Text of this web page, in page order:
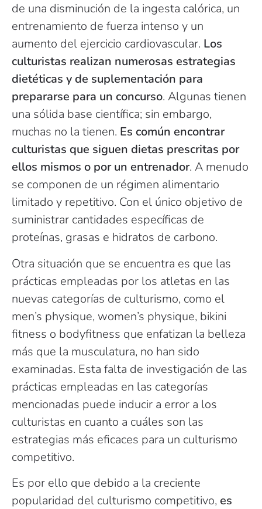
de una disminución de la ingesta calórica, un
entrenamiento de fuerza intenso y un
aumento del ejercicio cardiovascular. Los
culturistas realizan numerosas estrategias
dietéticas y de suplementación para
prepararse para un concurso. Algunas tienen
una sólida base científica; sin embargo,
muchas no la tienen. Es común encontrar
culturistas que siguen dietas prescritas por
ellos mismos o por un entrenador. A menudo
se componen de un régimen alimentario
limitado y repetitivo. Con el único objetivo de
suministrar cantidades específicas de
proteínas, grasas e hidratos de carbono.
Otra situación que se encuentra es que las
prácticas empleadas por los atletas en las
nuevas categorías de culturismo, como el
men’s physique, women’s physique, bikini
fitness o bodyfitness que enfatizan la belleza
más que la musculatura, no han sido
examinadas. Esta falta de investigación de las
prácticas empleadas en las categorías
mencionadas puede inducir a error a los
culturistas en cuanto a cuáles son las
estrategias más eficaces para un culturismo
competitivo.
Es por ello que debido a la creciente
popularidad del culturismo competitivo, es